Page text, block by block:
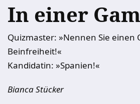
In einer
Quizmaster: »Nennen Sie einen
Beinfreiheit!«
Kandidatin: »Spanien!«
Bianca Stücker